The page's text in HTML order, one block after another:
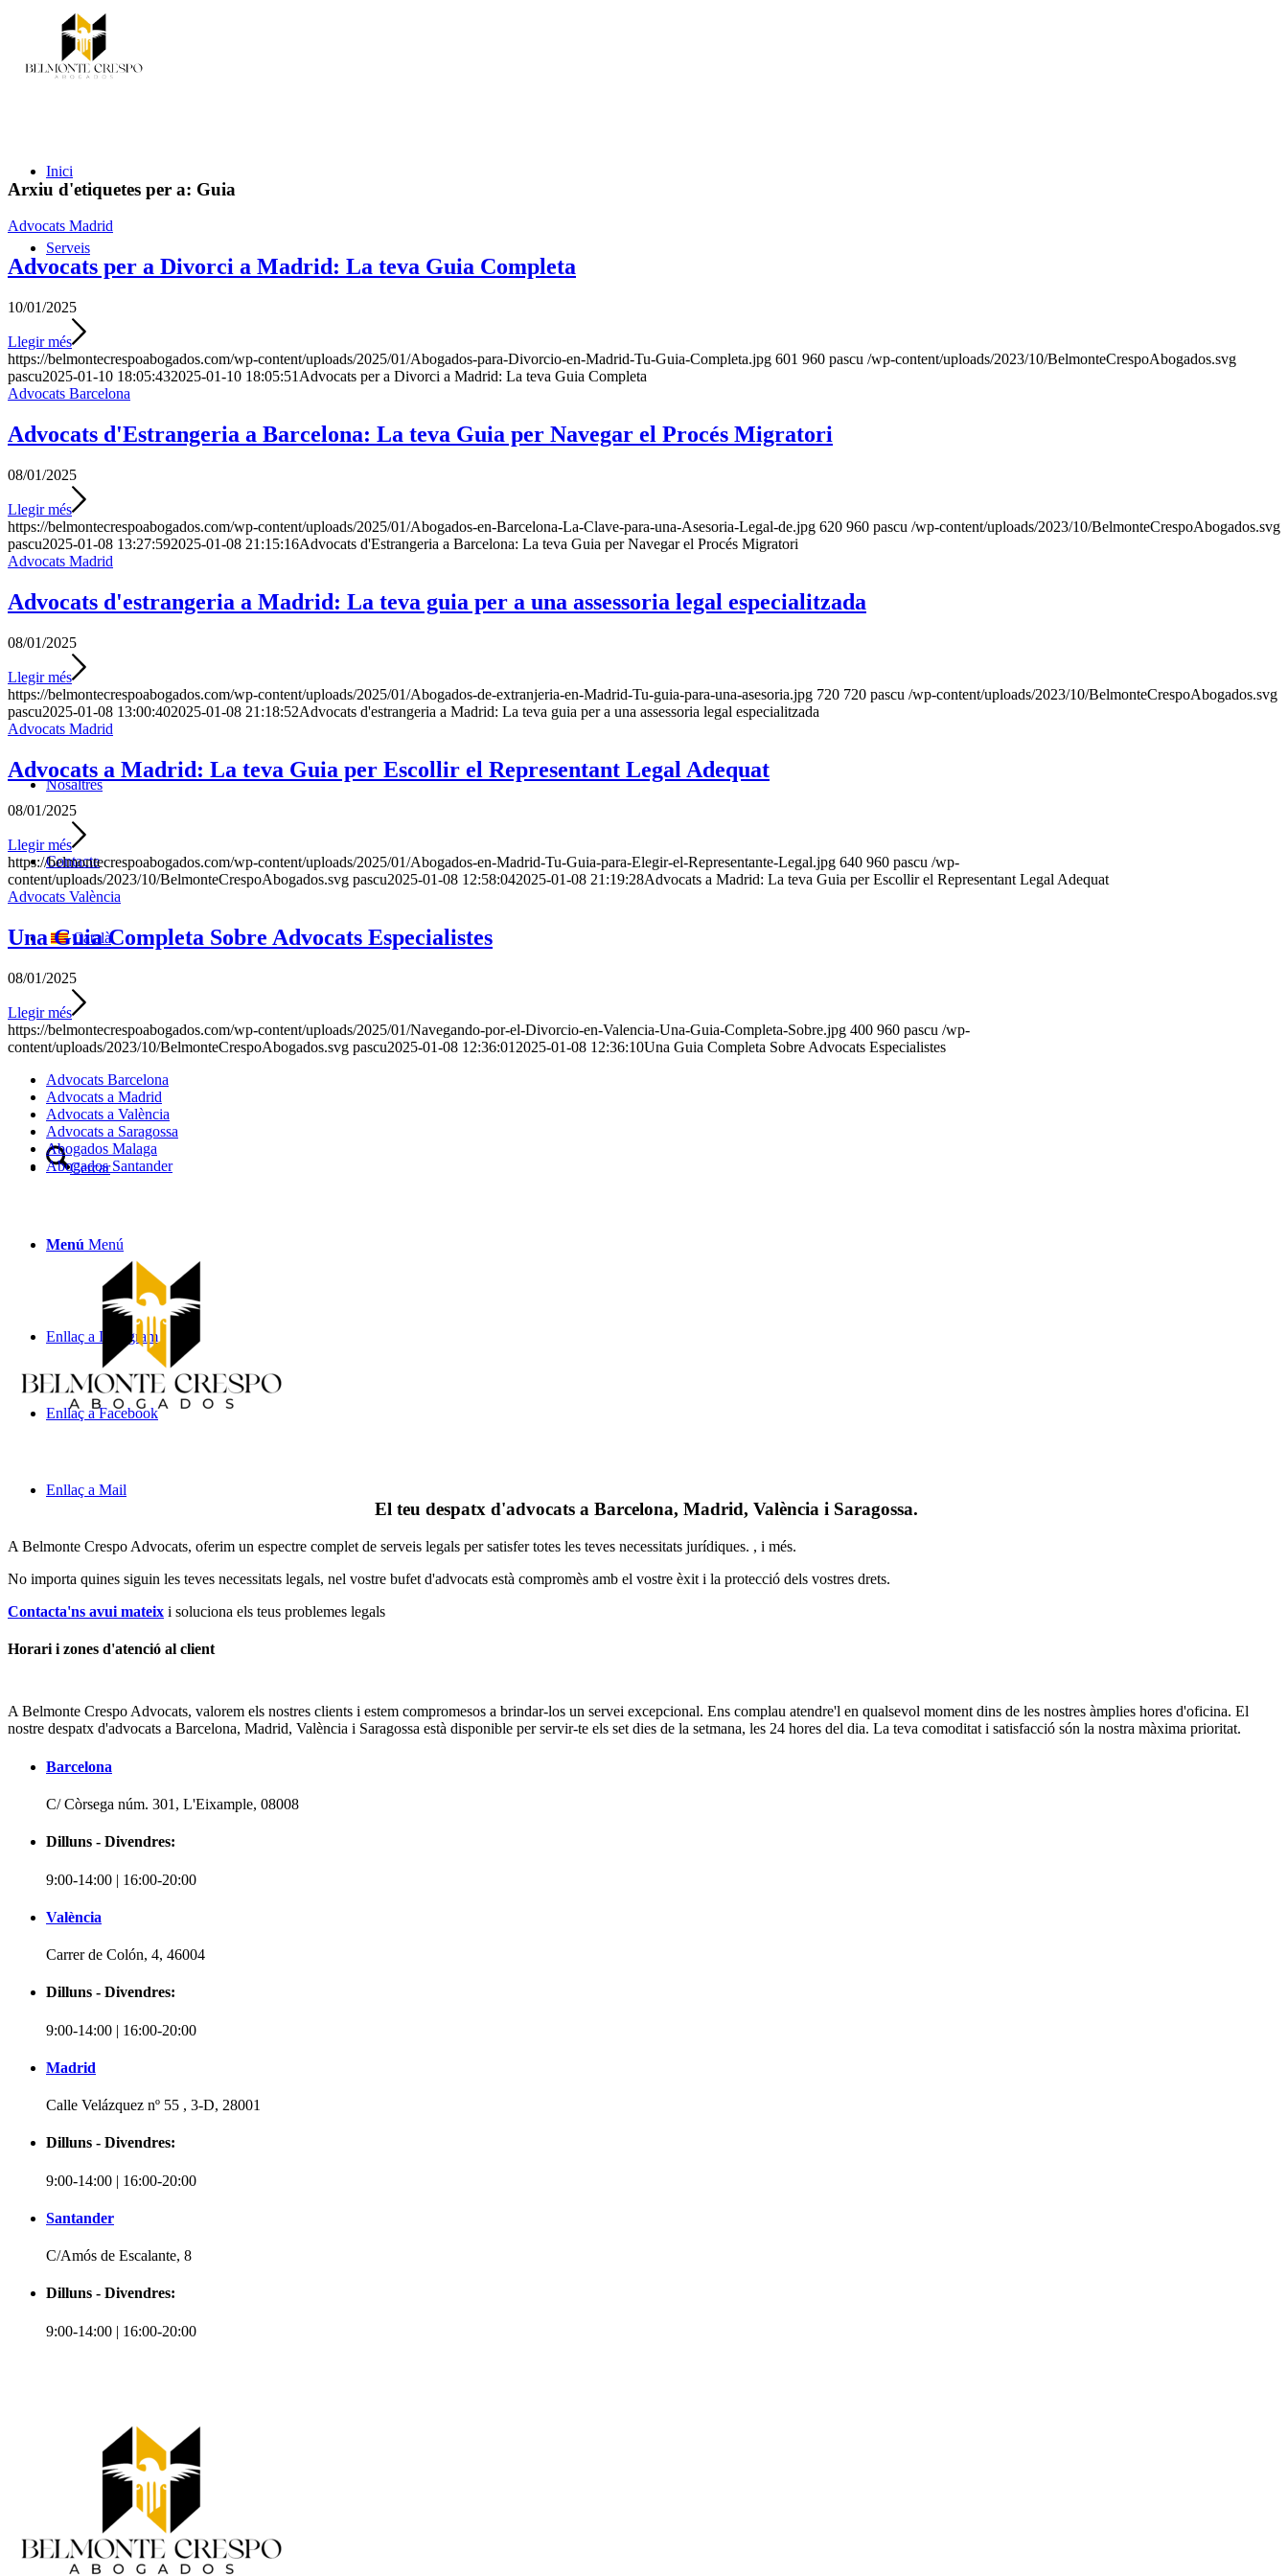
Inici
Serveis
Nosaltres
Contacte
Català
Cercar
Menú Menú
Enllaç a Instagram
Enllaç a Facebook
Enllaç a Mail
Arxiu d'etiquetes per a: Guia
Advocats Madrid
Advocats per a Divorci a Madrid: La teva Guia Completa
10/01/2025
Llegir més
https://belmontecrespoabogados.com/wp-content/uploads/2025/01/Abogados-para-Divorcio-en-Madrid-Tu-Guia-Completa.jpg 601 960 pascu /wp-content/uploads/2023/10/BelmonteCrespoAbogados.svg
pascu2025-01-10 18:05:432025-01-10 18:05:51 Advocats per a Divorci a Madrid: La teva Guia Completa
Advocats Barcelona
Advocats d'Estrangeria a Barcelona: La teva Guia per Navegar el Procés Migratori
08/01/2025
Llegir més
https://belmontecrespoabogados.com/wp-content/uploads/2025/01/Abogados-en-Barcelona-La-Clave-para-una-Asesoria-Legal-de.jpg 620 960 pascu /wp-content/uploads/2023/10/BelmonteCrespoAbogados.svg
pascu2025-01-08 13:27:592025-01-08 21:15:16Advocats d'Estrangeria a Barcelona: La teva Guia per Navegar el Procés Migratori
Advocats Madrid
Advocats d'estrangeria a Madrid: La teva guia per a una assessoria legal especialitzada
08/01/2025
Llegir més
https://belmontecrespoabogados.com/wp-content/uploads/2025/01/Abogados-de-extranjeria-en-Madrid-Tu-guia-para-una-asesoria.jpg 720 720 pascu /wp-content/uploads/2023/10/BelmonteCrespoAbogados.svg
pascu2025-01-08 13:00:402025-01-08 21:18:52Advocats d'estrangeria a Madrid: La teva guia per a una assessoria legal especialitzada
Advocats Madrid
Advocats a Madrid: La teva Guia per Escollir el Representant Legal Adequat
08/01/2025
Llegir més
https://belmontecrespoabogados.com/wp-content/uploads/2025/01/Abogados-en-Madrid-Tu-Guia-para-Elegir-el-Representante-Legal.jpg 640 960 pascu /wp-
content/uploads/2023/10/BelmonteCrespoAbogados.svg pascu2025-01-08 12:58:042025-01-08 21:19:28Advocats a Madrid: La teva Guia per Escollir el Representant Legal Adequat
Advocats València
Una Guia Completa Sobre Advocats Especialistes
08/01/2025
Llegir més
https://belmontecrespoabogados.com/wp-content/uploads/2025/01/Navegando-por-el-Divorcio-en-Valencia-Una-Guia-Completa-Sobre.jpg 400 960 pascu /wp-
content/uploads/2023/10/BelmonteCrespoAbogados.svg pascu2025-01-08 12:36:01 2025-01-08 12:36:10Una Guia Completa Sobre Advocats Especialistes
Advocats Barcelona
Advocats a Madrid
Advocats a València
Advocats a Saragossa
Abogados Malaga
Abogados Santander
El teu despatx d'advocats a Barcelona, Madrid, València i Saragossa.
A Belmonte Crespo Advocats, oferim un espectre complet de serveis legals per satisfer totes les teves necessitats jurídiques. , i més.
No importa quines siguin les teves necessitats legals, nel vostre bufet d'advocats està compromès amb el vostre èxit i la protecció dels vostres drets.
Contacta'ns avui mateix i soluciona els teus problemes legals
Horari i zones d'atenció al client
A Belmonte Crespo Advocats, valorem els nostres clients i estem compromesos a brindar-los un servei excepcional. Ens complau atendre'l en qualsevol moment dins de les nostres àmplies hores d'oficina. El
nostre despatx d'advocats a Barcelona, Madrid, València i Saragossa està disponible per servir-te els set dies de la setmana, les 24 hores del dia. La teva comoditat i satisfacció són la nostra màxima prioritat.
Barcelona
C/ Còrsega núm. 301, L'Eixample, 08008
Dilluns - Divendres:
9:00-14:00 | 16:00-20:00
València
Carrer de Colón, 4, 46004
Dilluns - Divendres:
9:00-14:00 | 16:00-20:00
Madrid
Calle Velázquez nº 55 , 3-D, 28001
Dilluns - Divendres:
9:00-14:00 | 16:00-20:00
Santander
C/Amós de Escalante, 8
Dilluns - Divendres:
9:00-14:00 | 16:00-20:00